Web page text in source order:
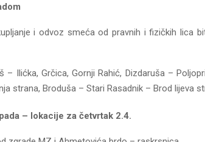
i odvoz smeća od pravnih i fizičkih lica
– Ilićka, Grčica, Gornji Rahić, Dizdaruša –
strana, Broduša – Stari Rasadnik – Brod lijeva
– lokacije za četvrtak 2.4.